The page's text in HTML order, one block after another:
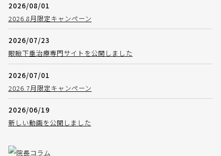
2026/08/01
2026.8月限定キャンペーン
2026/07/23
眼瞼下垂治療専門サイトを公開しました
2026/07/01
2026.7月限定キャンペーン
2026/06/19
新しい動画を公開しました